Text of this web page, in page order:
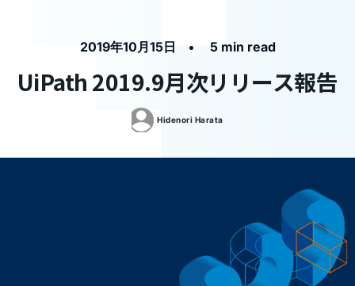
2019年10月15日 • 5 min read
UiPath 2019.9月次リリース報告
Hidenori Harata